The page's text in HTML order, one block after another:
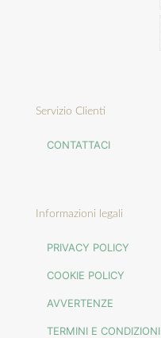
Servizio Clienti
CONTATTACI
Informazioni legali
PRIVACY POLICY
COOKIE POLICY
AVVERTENZE
TERMINI E CONDIZIONI